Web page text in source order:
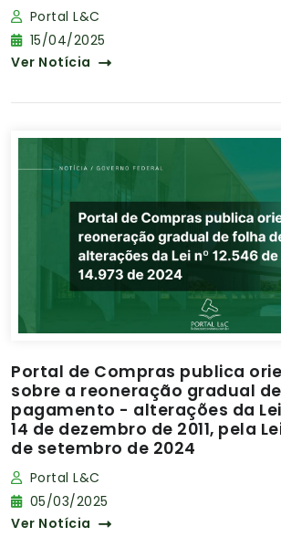
Portal L&C
15/04/2025
Ver Notícia
Portal de Compras publica
sobre a reoneração gradual
pagamento - alterações da Lei
14 de dezembro de 2011, pela
de setembro de 2024
Portal L&C
05/03/2025
Ver Notícia